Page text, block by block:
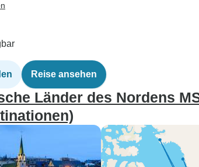
Reise ansehen
Länder des Nordens